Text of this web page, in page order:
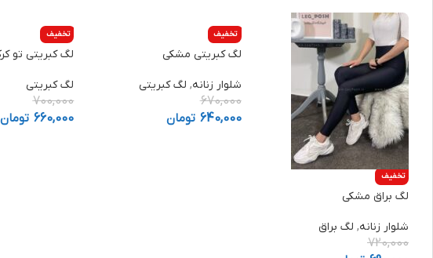
تخفیف
لگ براق مشکی
شلوار زنانه, لگ براق
720,000
تخفیف
لگ کبریتی مشکی
شلوار زنانه, لگ کبریتی
670,000
640,000 تومان
تخفیف
لگ کبریتی تو
لگ کبریتی
700,000
660,000 تومان